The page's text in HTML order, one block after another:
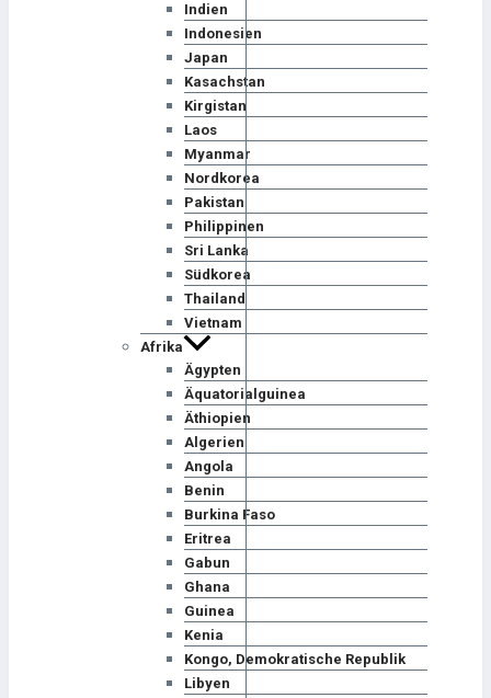
Indien
Indonesien
Japan
Kasachstan
Kirgistan
Laos
Myanmar
Nordkorea
Pakistan
Philippinen
Sri Lanka
Südkorea
Thailand
Vietnam
Afrika
Ägypten
Äquatorialguinea
Äthiopien
Algerien
Angola
Benin
Burkina Faso
Eritrea
Gabun
Ghana
Guinea
Kenia
Kongo, Demokratische Republik
Libyen